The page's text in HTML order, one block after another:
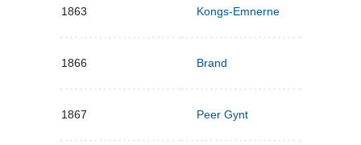
1863 Kongs-Emnerne
1866 Brand
1867 Peer Gynt